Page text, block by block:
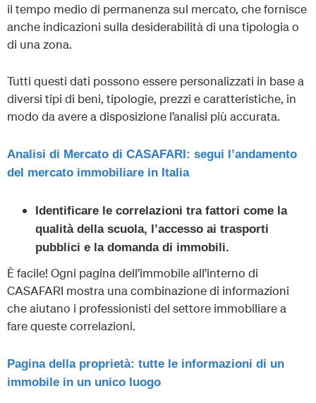
il tempo medio di permanenza sul mercato, che fornisce
anche indicazioni sulla desiderabilità di una tipologia o
di una zona.
Tutti questi dati possono essere personalizzati in base a
diversi tipi di beni, tipologie, prezzi e caratteristiche, in
modo da avere a disposizione l’analisi più accurata.
Analisi di Mercato di CASAFARI: segui l’andamento
del mercato immobiliare in Italia
Identificare le correlazioni tra fattori come la
qualità della scuola, l’accesso ai trasporti
pubblici e la domanda di immobili.
È facile! Ogni pagina dell’immobile all’interno di
CASAFARI mostra una combinazione di informazioni
che aiutano i professionisti del settore immobiliare a
fare queste correlazioni.
Pagina della proprietà: tutte le informazioni di un
immobile in un unico luogo